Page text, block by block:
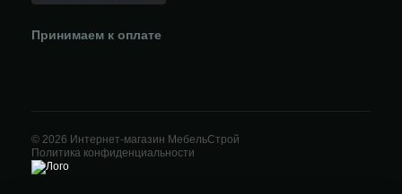
Принимаем к оплате
© 2026 Интернет-магазин МебельСтрой
Политика конфиденциальности